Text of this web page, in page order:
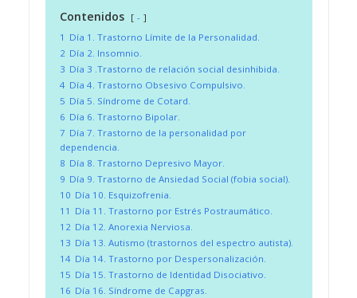
Contenidos
-
1 Día 1. Trastorno Límite de la Personalidad.
2 Día 2. Insomnio.
3 Día 3 .Trastorno de relación social desinhibida.
4 Día 4. Trastorno Obsesivo Compulsivo.
5 Día 5. Síndrome de Cotard.
6 Día 6. Trastorno Bipolar.
7 Día 7. Trastorno de la personalidad por
dependencia.
8 Día 8. Trastorno Depresivo Mayor.
9 Día 9. Trastorno de Ansiedad Social (fobia social).
10 Día 10. Esquizofrenia.
11 Día 11. Trastorno por Estrés Postraumático.
12 Día 12. Anorexia Nerviosa.
13 Día 13. Autismo (trastornos del espectro autista).
14 Día 14. Trastorno por Despersonalización.
15 Día 15. Trastorno de Identidad Disociativo.
16 Día 16. Síndrome de Capgras.